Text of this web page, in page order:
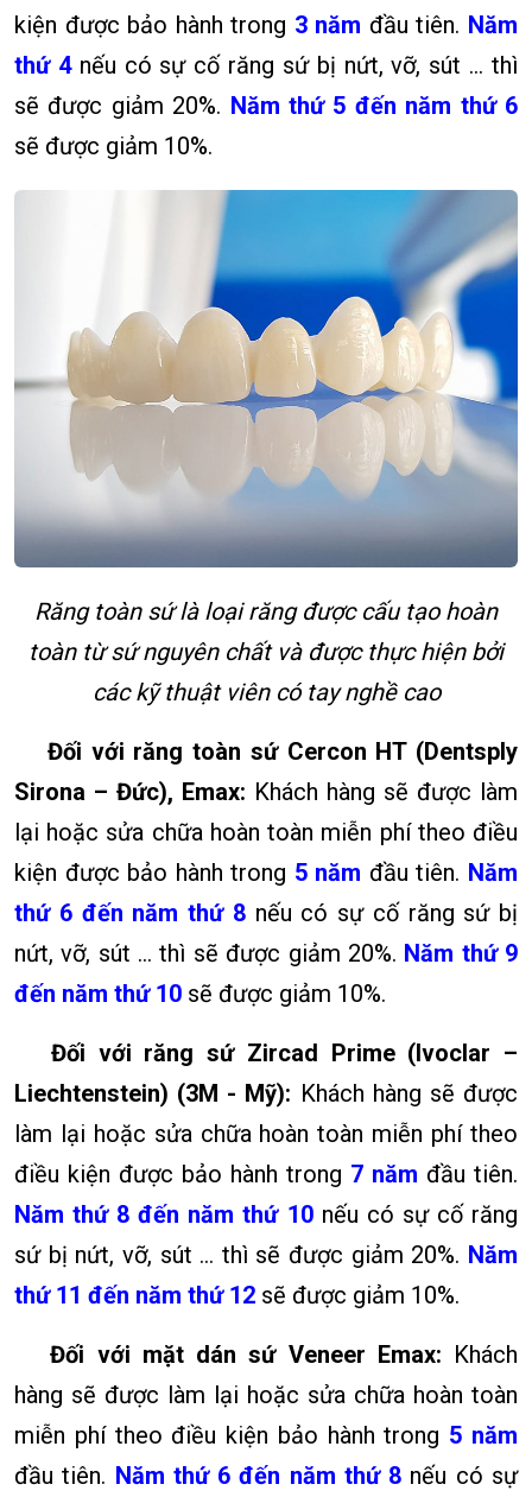
kiện được bảo hành trong 3 năm đầu tiên. Năm
thứ 4nếu có sự cố răng sứ bị nứt, vỡ, sút … thì
sẽ được giảm 20%. Năm thứ 5 đến năm thứ 6
sẽ được giảm 10%.
Răng toàn sứ là loại răng được cấu tạo hoàn
toàn từ sứ nguyên chất và được thực hiện bởi
các kỹ thuật viên có tay nghề cao
Đối với răng toàn sứ Cercon HT (Dentsply
Sirona – Đức), Emax: Khách hàng sẽ được làm
lại hoặc sửa chữa hoàn toàn miễn phí theo điều
kiện được bảo hành trong 5 năm đầu tiên. Năm
thứ 6 đến năm thứ 8nếu có sự cố răng sứ bị
nứt, vỡ, sút … thì sẽ được giảm 20%. Năm thứ 9
đến năm thứ 10 sẽ được giảm 10%.
Đối với răng sứ Zircad Prime (Ivoclar –
Liechtenstein) (3M - Mỹ): Khách hàng sẽ được
làm lại hoặc sửa chữa hoàn toàn miễn phí theo
điều kiện được bảo hành trong 7 năm đầu tiên.
Năm thứ 8 đến năm thứ 10 nếu có sự cố răng
sứ bị nứt, vỡ, sút … thì sẽ được giảm 20%. Năm
thứ 11 đến năm thứ 12 sẽ được giảm 10%.
Đối với mặt dán sứ Veneer Emax: Khách
hàng sẽ được làm lại hoặc sửa chữa hoàn toàn
miễn phí theo điều kiện bảo hành trong 5 năm
đầu tiên. Năm thứ 6 đến năm thứ 8 nếu có sự